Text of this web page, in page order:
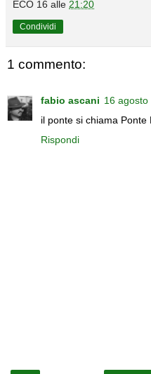
ECO 16 alle 21:20
Condividi
1 commento:
fabio ascani 16 agosto
il ponte si chiama Ponte
Rispondi